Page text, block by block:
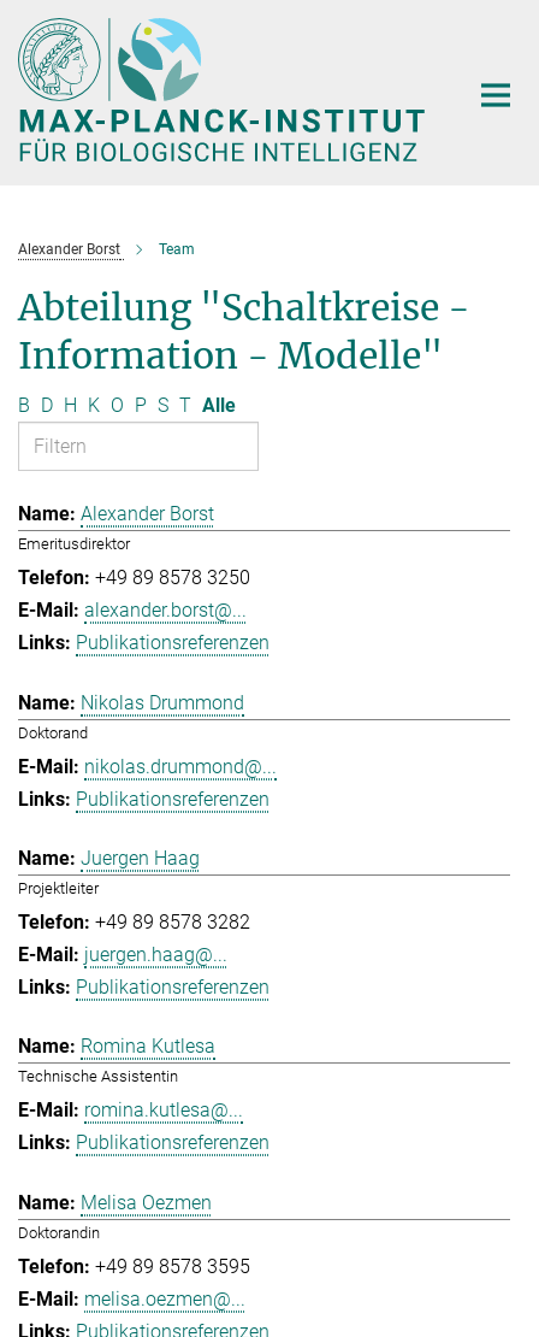
Hauptinhalt
Alexander Borst Team
Abteilung "Schaltkreise -
Information - Modelle"
B D H K O P S T Alle
Alexander Borst
Emeritusdirektor
+49 89 8578 3250
alexander.borst@...
Publikationsreferenzen
Nikolas Drummond
Doktorand
nikolas.drummond@...
Publikationsreferenzen
Juergen Haag
Projektleiter
+49 89 8578 3282
juergen.haag@...
Publikationsreferenzen
Romina Kutlesa
Technische Assistentin
romina.kutlesa@...
Publikationsreferenzen
Melisa Oezmen
Doktorandin
+49 89 8578 3595
melisa.oezmen@...
Publikationsreferenzen